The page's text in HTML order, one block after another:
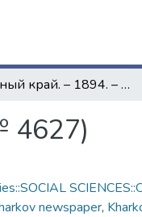
Южный край. – 1894. – 25 июня (№ 4627)
4627)
newspaper,